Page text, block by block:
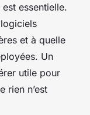
essentielle.
et à quelle
Un
utile pour
rien n’est